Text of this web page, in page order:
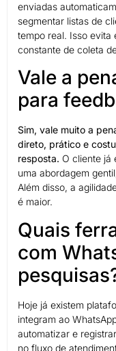
enviadas
segmentar listas de
tempo real. Isso evita
constante de coleta
Vale a
para
Sim, vale muito a
direto, prático e
resposta. O cliente já
uma abordagem
Além disso, a
é maior.
Quais
com
Hoje já existem
integram ao
automatizar e
no fluxo de